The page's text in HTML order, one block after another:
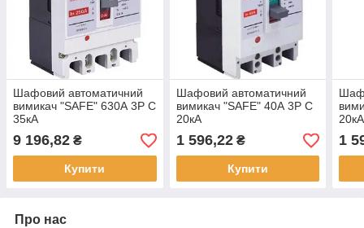
Шафовий автоматичний
вимикач "SAFE" 630А 3P С
35кА
9 196,82 ₴
Купити
Шафовий автоматичний
вимикач "SAFE" 40А 3P С
20кА
1 596,22₴
Купити
20кА
1
Про нас